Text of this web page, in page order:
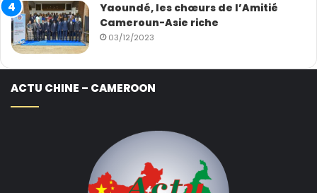
Yaoundé, les chœurs de l’Amitié
Cameroun-Asie riche
03/12/2023
ACTU CHINE – CAMEROON